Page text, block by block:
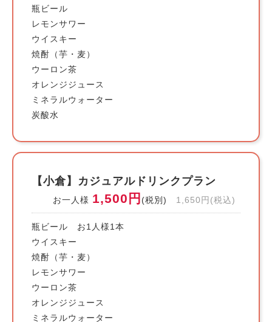
瓶ビール
レモンサワー
ウイスキー
焼酎（芋・麦）
ウーロン茶
オレンジジュース
ミネラルウォーター
炭酸水
【小倉】カジュアルドリンクプラン
お一人様 1,500円 (税別) 1,650円(税込)
瓶ビール お1人様1本
ウイスキー
焼酎（芋・麦）
レモンサワー
ウーロン茶
オレンジジュース
ミネラルウォーター